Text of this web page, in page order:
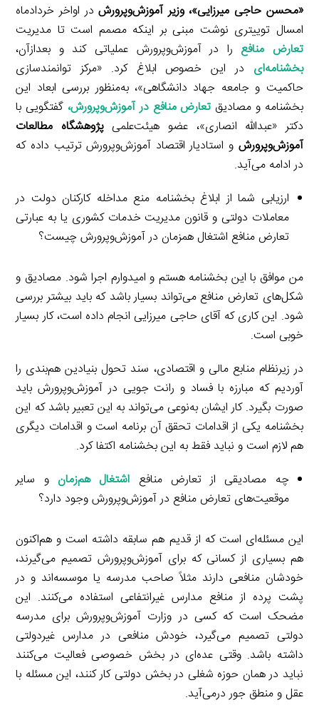
«محسن حاجی میرزایی»، وزیر آموزش‌وپرورشدر اواخر خردادماه
امسال توییتری نوشت مبنی بر اینکه مصمم است تا مدیریت
تعارض منافع را در آموزش‌وپرورش عملیاتی کند و بعدازآن،
بخشنامه‌ای در این خصوص ابلاغ کرد. «مرکز توانمندسازی
حاکمیت و جامعه جهاد دانشگاهی»، به‌منظور بررسی ابعاد این
بخشنامه و مصادیق تعارض منافع در آموزش‌وپرورش، گفتگویی با
دکتر «عبدالله انصاری»، عضو هیئت‌علمیپژوهشگاه مطالعات
آموزش‌وپرورش و استادیار اقتصاد آموزش‌وپرورش ترتیب داده که
در ادامه می‌آید.
ارزیابی شما از ابلاغ بخشنامه منع مداخله کارکنان دولت در
معاملات دولتی و قانون مدیریت خدمات کشوری یا به عبارتی
تعارض منافع اشتغال همزمان در آموزش‌وپرورش چیست؟
من موافق با این بخشنامه هستم و امیدوارم اجرا شود. مصادیق و
شکل‌های تعارض منافع می‌تواند بسیار باشد که باید بیشتر بررسی
شود. این کاری که آقای حاجی میرزایی انجام داده است، کار بسیار
خوبی است.
در زیرنظام منابع مالی و اقتصادی، سند تحول بنیادین هم‌بندی را
آوردیم که مبارزه با فساد و رانت جویی در آموزش‌وپرورش باید
صورت بگیرد. کار ایشان به‌نوعی می‌تواند به این تعبیر باشد که این
بخشنامه یکی از اقدامات تحقق آن برنامه است و اقدامات دیگری
هم لازم است و نباید فقط به این بخشنامه اکتفا کرد.
چه مصادیقی از تعارض منافع اشتغال هم‌زمان و سایر
موقعیت‌های تعارض منافع در آموزش‌وپرورش وجود دارد؟
این مسئله‌ای است که از قدیم هم سابقه داشته است و هم‌اکنون
هم بسیاری از کسانی که برای آموزش‌وپرورش تصمیم می‌گیرند،
خودشان منافعی دارند مثلاً صاحب مدرسه یا موسسه‌اند و در
پشت پرده از منافع مدارس غیرانتفاعی استفاده می‌کنند. این
مضحک است که کسی در وزارت آموزش‌وپرورش برای مدرسه
دولتی تصمیم می‌گیرد، خودش منافعی در مدارس غیردولتی
داشته باشد. وقتی عده‌ای در بخش خصوصی فعالیت می‌کنند
نباید در همان حوزه شغلی در بخش دولتی کار کنند، این مسئله با
عقل و منطق جور درمی‌آید.